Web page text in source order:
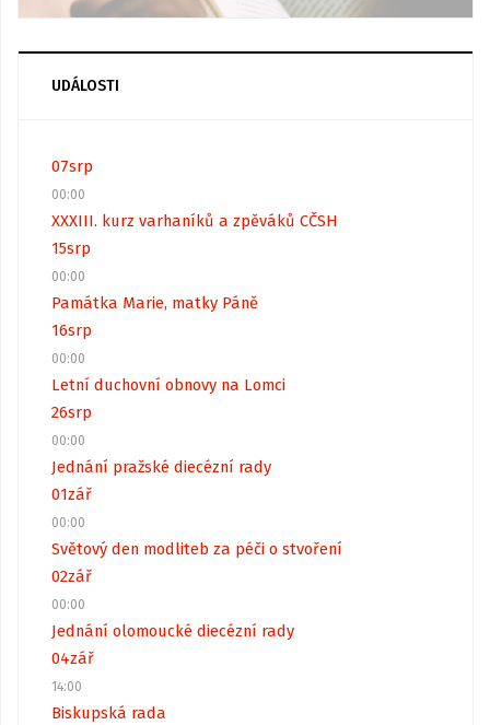
UDÁLOSTI
07srp
00:00
XXXIII. kurz varhaníků a zpěváků CČSH
15srp
00:00
Památka Marie, matky Páně
16srp
00:00
Letní duchovní obnovy na Lomci
26srp
00:00
Jednání pražské diecézní rady
01zář
00:00
Světový den modliteb za péči o stvoření
02zář
00:00
Jednání olomoucké diecézní rady
04zář
14:00
Biskupská rada